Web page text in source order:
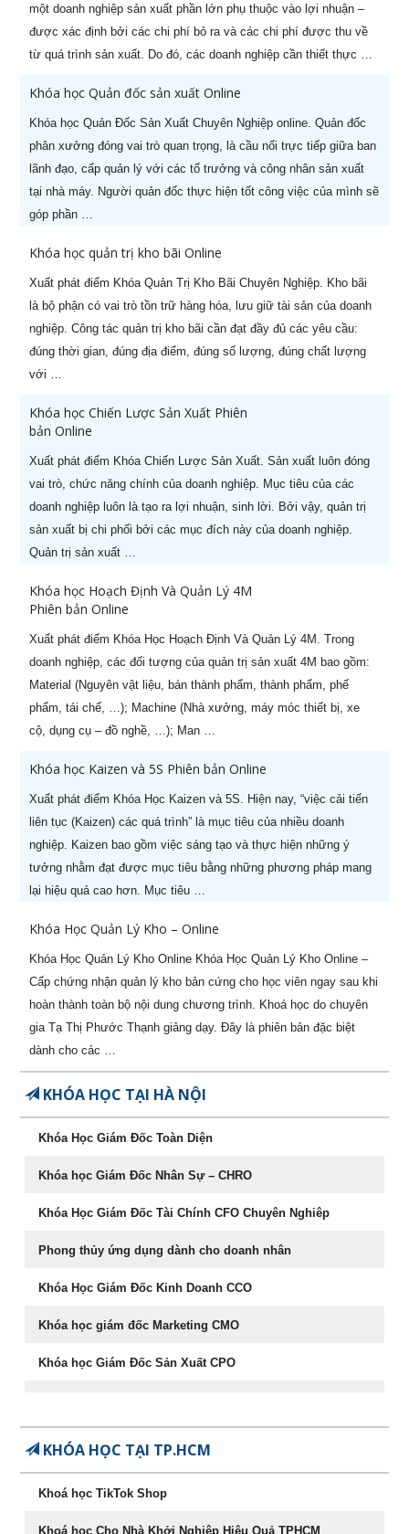
một doanh nghiệp sản xuất phần lớn phụ thuộc vào lợi nhuận –
được xác định bởi các chi phí bỏ ra và các chi phí được thu về
từ quá trình sản xuất. Do đó, các doanh nghiệp cần thiết thực …
Khóa học Quản đốc sản xuất Online
Khóa học Quản Đốc Sản Xuất Chuyên Nghiệp online. Quản đốc
phân xưởng đóng vai trò quan trọng, là cầu nối trực tiếp giữa ban
lãnh đạo, cấp quản lý với các tổ trưởng và công nhân sản xuất
tại nhà máy. Người quản đốc thực hiện tốt công việc của mình sẽ
góp phần …
Khóa học quản trị kho bãi Online
Xuất phát điểm Khóa Quản Trị Kho Bãi Chuyên Nghiệp. Kho bãi
là bộ phận có vai trò tồn trữ hàng hóa, lưu giữ tài sản của doanh
nghiệp. Công tác quản trị kho bãi cần đạt đầy đủ các yêu cầu:
đúng thời gian, đúng địa điểm, đúng số lượng, đúng chất lượng
với …
Khóa học Chiến Lược Sản Xuất Phiên
bản Online
Xuất phát điểm Khóa Chiến Lược Sản Xuất. Sản xuất luôn đóng
vai trò, chức năng chính của doanh nghiệp. Mục tiêu của các
doanh nghiệp luôn là tạo ra lợi nhuận, sinh lời. Bởi vậy, quản trị
sản xuất bị chi phối bởi các mục đích này của doanh nghiệp.
Quản trị sản xuất …
Khóa học Hoạch Định Và Quản Lý 4M
Phiên bản Online
Xuất phát điểm Khóa Học Hoạch Định Và Quản Lý 4M. Trong
doanh nghiệp, các đối tượng của quản trị sản xuất 4M bao gồm:
Material (Nguyên vật liệu, bán thành phẩm, thành phẩm, phế
phẩm, tái chế, …); Machine (Nhà xưởng, máy móc thiết bị, xe
cộ, dụng cụ – đồ nghề, …); Man …
Khóa học Kaizen và 5S Phiên bản Online
Xuất phát điểm Khóa Học Kaizen và 5S. Hiện nay, “việc cải tiến
liên tục (Kaizen) các quá trình” là mục tiêu của nhiều doanh
nghiệp. Kaizen bao gồm việc sáng tạo và thực hiện những ý
tưởng nhằm đạt được mục tiêu bằng những phương pháp mang
lại hiệu quả cao hơn. Mục tiêu …
Khóa Học Quản Lý Kho – Online
Khóa Học Quản Lý Kho Online Khóa Học Quản Lý Kho Online –
Cấp chứng nhận quản lý kho bản cứng cho học viên ngay sau khi
hoàn thành toàn bộ nội dung chương trình. Khoá học do chuyên
gia Tạ Thị Phước Thạnh giảng dạy. Đây là phiên bản đặc biệt
dành cho các …
KHÓA HỌC TẠI HÀ NỘI
Khóa Học Giám Đốc Toàn Diện
Khóa học Giám Đốc Nhân Sự – CHRO
Khóa Học Giám Đốc Tài Chính CFO Chuyên Nghiêp
Phong thủy ứng dụng dành cho doanh nhân
Khóa Học Giám Đốc Kinh Doanh CCO
Khóa học giám đốc Marketing CMO
Khóa học Giám Đốc Sản Xuất CPO
Chuyên Khảo Dụng Nhân Như Dụng Mộc
KHÓA HỌC TẠI TP.HCM
Khoá học TikTok Shop
Khoá học Cho Nhà Khởi Nghiệp Hiệu Quả TPHCM
1
Khoá học Nâng cao năng lực
quản lý cấp Trung (-50%)
29/08/2026
Hành chuyên nghiệp (-60%)
doanh chuyên nghiệp (-60%)
4
Khoá học CFO – Giám đốc Tài
chính chuyên nghiệp
24/08/2026
nghiệp (-50%)
chuyên nghiệp (-50%)
7
Khoá học Nghệ thuật thương
lượng & đàm phán (-50%)
06/08/2026
8
Khoá học Kỹ năng bán hàng
hiệu quả (-50%)
21/08/2026
9
[ZOOM ONLINE] Khoá học CEO
Giám Đốc Điều Hành chuyên
nghiệp (-50% còn 5.400.000đ)
[ZOOM ONLINE] Khoá học
Nâng cao Năng lực Cho Quản
3.400.000đ)
14/09/2026
087.947.3579